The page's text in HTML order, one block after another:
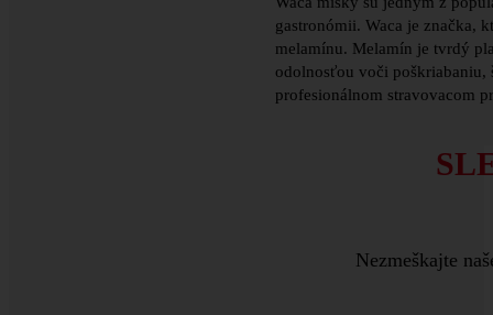
gastronómii. Waca je značka,
melamínu. Melamín je tvrdý
odolnosťou voči poškriabaniu,
profesionálnom stravovacom
Nezmeškajte